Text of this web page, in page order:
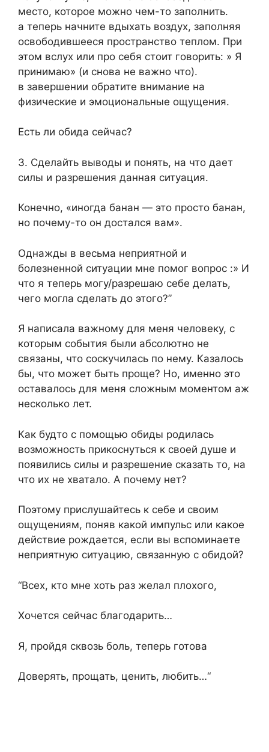
место, которое можно чем-то заполнить.
а теперь начните вдыхать воздух, заполняя
освободившееся пространство теплом. При
этом вслух или про себя стоит говорить: » Я
принимаю» (и снова не важно что).
в завершении обратите внимание на
физические и эмоциональные ощущения.
Есть ли обида сейчас?
3. Сделайть выводы и понять, на что дает
силы и разрешения данная ситуация.
Конечно, «иногда банан — это просто банан,
но почему-то он достался вам».
Однажды в весьма неприятной и
болезненной ситуации мне помог вопрос :» И
что я теперь могу/разрешаю себе делать,
чего могла сделать до этого?”
Я написала важному для меня человеку, с
которым события были абсолютно не
связаны, что соскучилась по нему. Казалось
бы, что может быть проще? Но, именно это
оставалось для меня сложным моментом аж
несколько лет.
Как будто с помощью обиды родилась
возможность прикоснуться к своей душе и
появились силы и разрешение сказать то, на
что их не хватало. А почему нет?
Поэтому прислушайтесь к себе и своим
ощущениям, поняв какой импульс или какое
действие рождается, если вы вспоминаете
неприятную ситуацию, связанную с обидой?
“Всех, кто мне хоть раз желал плохого,
Хочется сейчас благодарить…
Я, пройдя сквозь боль, теперь готова
Доверять, прощать, ценить, любить…“